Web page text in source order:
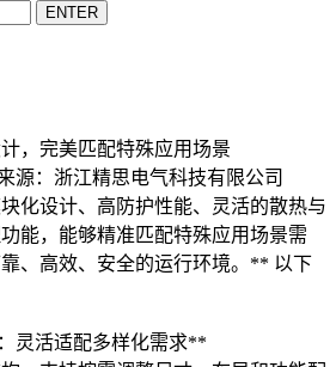
，完美匹配特殊应用场景
源：浙江精思电气科技有限公司
化设计、高防护性能、灵活的散热与
能，能够精准匹配特殊应用场景需
、高效、安全的运行环境。** 以下
灵活适配多样化需求**